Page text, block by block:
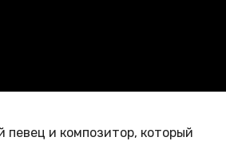
и композитор, который